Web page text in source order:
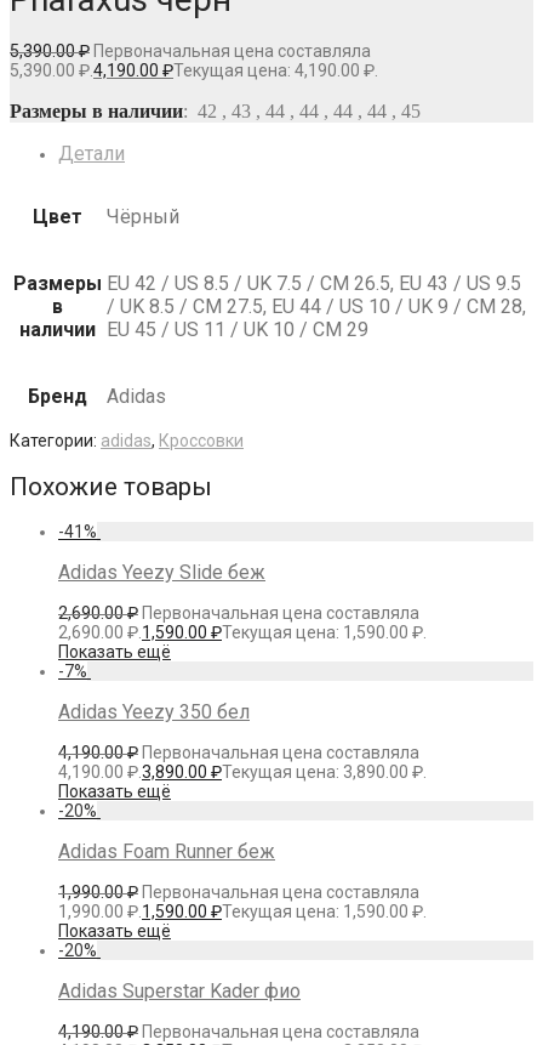
5,390.00₽ Первоначальная цена составляла
5,390.00 ₽.4,190.00 ₽Текущая цена: 4,190.00 ₽.
Размеры в наличии: 42 , 43 , 44 , 44 , 44 , 44 , 45
Детали
Цвет Чёрный
Размеры
в
наличии
EU 42 / US 8.5 / UK 7.5 / СМ 26.5, EU 43 / US 9.5
/ UK 8.5 / СМ 27.5, EU 44 / US 10 / UK 9 / СМ 28,
EU 45 / US 11 / UK 10 / СМ 29
Бренд Adidas
Категории: adidas, Кроссовки
Похожие товары
-41%
Adidas Yeezy Slide беж
2,690.00₽ Первоначальная цена составляла
2,690.00 ₽. 1,590.00 ₽Текущая цена: 1,590.00 ₽.
Показать ещё
-7%
Adidas Yeezy 350 бел
4,190.00₽ Первоначальная цена составляла
4,190.00 ₽.3,890.00 ₽Текущая цена: 3,890.00 ₽.
Показать ещё
-20%
Adidas Foam Runner беж
1,990.00₽ Первоначальная цена составляла
1,990.00 ₽. 1,590.00 ₽Текущая цена: 1,590.00 ₽.
Показать ещё
-20%
Adidas Superstar Kader фио
4,190.00₽ Первоначальная цена составляла